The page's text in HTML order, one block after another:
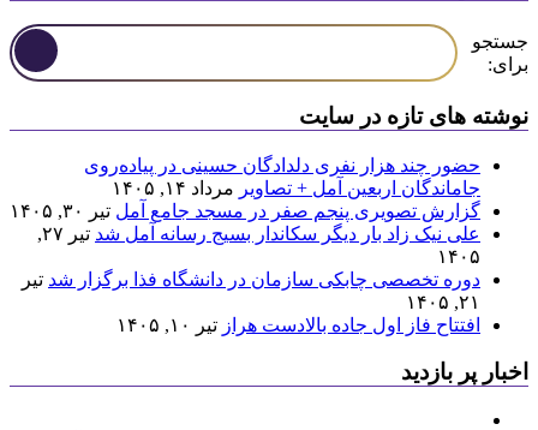
جستجو
برای:
نوشته های تازه در سایت
حضور چند هزار نفری دلدادگان حسینی در پیاده‌روی
جاماندگان اربعین آمل + تصاویر مرداد ۱۴, ۱۴۰۵
گزارش تصویری پنجم صفر در مسجد جامع آمل تیر ۳۰, ۱۴۰۵
علی نیک زاد بار دیگر سکاندار بسیج رسانه آمل شد
تیر ۲۷,
۱۴۰۵
دوره تخصصی چابکی سازمان در دانشگاه فذا برگزار شد تیر
۲۱, ۱۴۰۵
افتتاح فاز اول جاده بالادست هراز تیر ۱۰, ۱۴۰۵
اخبار پر بازدید